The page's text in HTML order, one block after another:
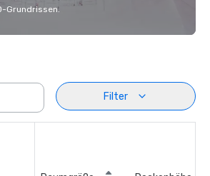
Grundrissen.
Filter